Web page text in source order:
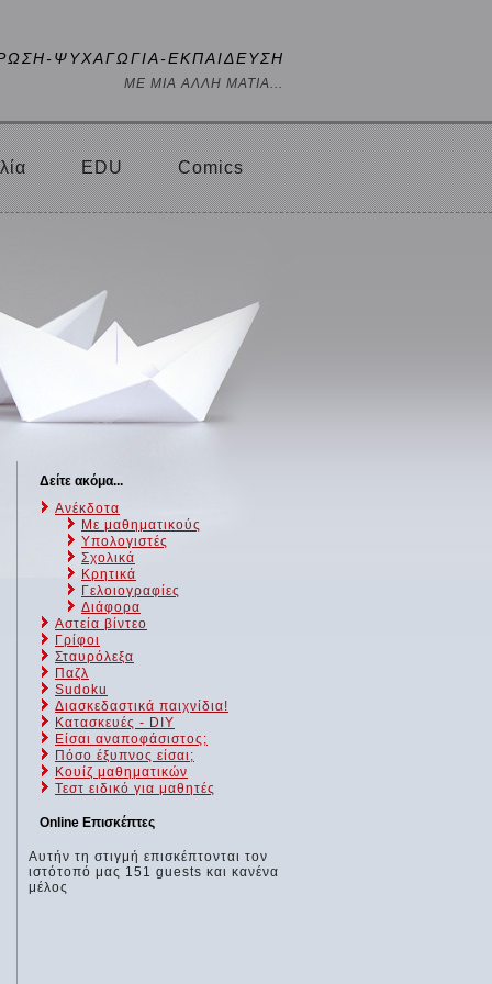
ΨΥΧΑΓΩΓΙΑ-ΕΚΠΑΙΔΕΥΣΗ
ΜΕ ΜΙΑ ΑΛΛΗ ΜΑΤΙΑ...
EDU Comics
Δείτε ακόμα...
Ανέκδοτα
Με μαθηματικούς
Υπολογιστές
Σχολικά
Κρητικά
Γελοιογραφίες
Διάφορα
Αστεία βίντεο
Γρίφοι
Σταυρόλεξα
Παζλ
Sudoku
Διασκεδαστικά παιχνίδια!
Κατασκευές - DIY
Είσαι αναποφάσιστος;
Πόσο έξυπνος είσαι;
Kουίζ μαθηματικών
Τεστ ειδικό για μαθητές
Online Επισκέπτες
Αυτήν τη στιγμή επισκέπτονται τον
ιστότοπό μας 151 guests και κανένα
μέλος